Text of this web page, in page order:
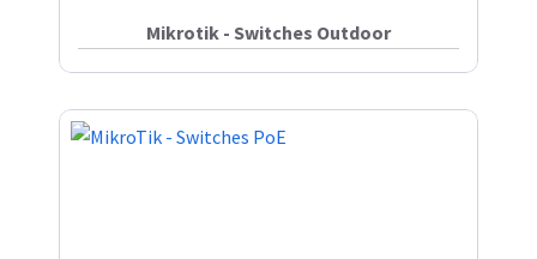
Mikrotik - Switches Outdoor